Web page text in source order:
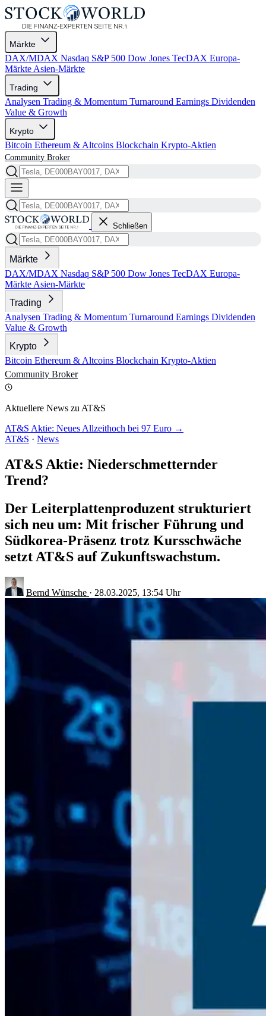
Märkte
DAX/MDAX Nasdaq S&P 500 Dow Jones TecDAX Europa-
Märkte Asien-Märkte
Trading
Analysen Trading & Momentum Turnaround Earnings Dividenden
Value & Growth
Krypto
Bitcoin Ethereum & Altcoins Blockchain Krypto-Aktien
Community Broker
Schließen
Märkte
DAX/MDAX Nasdaq S&P 500 Dow Jones TecDAX Europa-
Märkte Asien-Märkte
Trading
Analysen Trading & Momentum Turnaround Earnings Dividenden
Value & Growth
Krypto
Bitcoin Ethereum & Altcoins Blockchain Krypto-Aktien
Community Broker
Aktuellere News zu AT&S
AT&S Aktie: Neues Allzeithoch bei 97 Euro →
AT&S · News
AT&S Aktie: Niederschmetternder
Trend?
Der Leiterplattenproduzent strukturiert
sich neu um: Mit frischer Führung und
Südkorea-Präsenz trotz Kursschwäche
setzt AT&S auf Zukunftswachstum.
Bernd Wünsche · 28.03.2025, 13:54 Uhr